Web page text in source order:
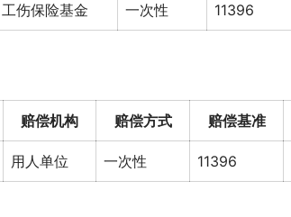
工伤保险基金 一次性 11396
赔偿机构 赔偿方式 赔偿基准
用人单位 一次性 11396